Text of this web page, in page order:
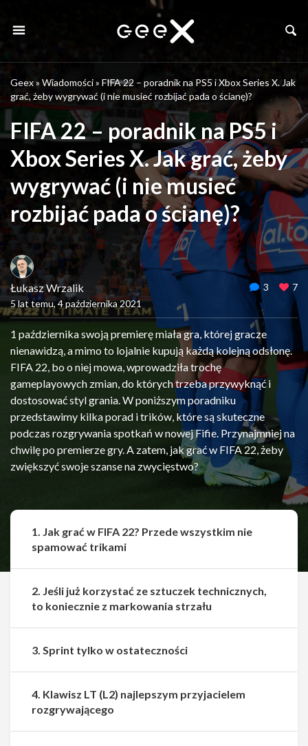
Geex» Wiadomości» FIFA 22 – poradnik na PS5 i Xbox Series X. Jak
grać, żeby wygrywać (i nie musieć rozbijać pada o ścianę)?
FIFA 22 – poradnik na PS5 i
Xbox Series X. Jak grać, żeby
wygrywać (i nie musieć
rozbijać pada o ścianę)?
Łukasz Wrzalik
5 lat temu, 4 października 2021
3 7
1 października swoją premierę miała gra, której gracze
nienawidzą, a mimo to lojalnie kupują każdą kolejną odsłonę.
FIFA 22, bo o niej mowa, wprowadziła trochę
gameplayowych zmian, do których trzeba przywyknąć i
dostosować styl grania. W poniższym poradniku
przedstawimy kilka porad i trików, które są skuteczne
podczas rozgrywania spotkań w nowej Fifie. Przynajmniej na
chwilę po premierze gry. A zatem, jak grać w FIFA 22, żeby
zwiększyć swoje szanse na zwycięstwo?
1. Jak grać w FIFA 22? Przede wszystkim nie
spamować trikami
2. Jeśli już korzystać ze sztuczek technicznych,
to koniecznie z markowania strzału
3. Sprint tylko w ostateczności
4. Klawisz LT (L2) najlepszym przyjacielem
rozgrywającego